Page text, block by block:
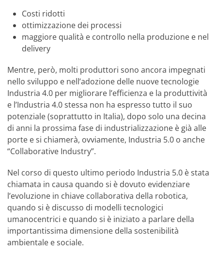
Costi ridotti
ottimizzazione dei processi
maggiore qualità e controllo nella produzione e nel
delivery
Mentre, però, molti produttori sono ancora impegnati
nello sviluppo e nell’adozione delle nuove tecnologie
Industria 4.0 per migliorare l’efficienza e la produttività
e l’Industria 4.0 stessa non ha espresso tutto il suo
potenziale (soprattutto in Italia), dopo solo una decina
di anni la prossima fase di industrializzazione è già alle
porte e si chiamerà, ovviamente, Industria 5.0 o anche
“Collaborative Industry”.
Nel corso di questo ultimo periodo Industria 5.0 è stata
chiamata in causa quando si è dovuto evidenziare
l’evoluzione in chiave collaborativa della robotica,
quando si è discusso di modelli tecnologici
umanocentrici e quando si è iniziato a parlare della
importantissima dimensione della sostenibilità
ambientale e sociale.